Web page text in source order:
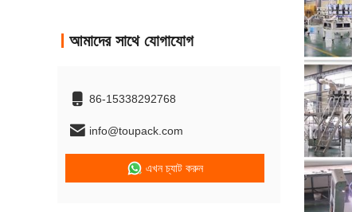
আমাদের সাথে যোগাযোগ
86-15338292768
info@toupack.com
এখন চ্যাট করুন